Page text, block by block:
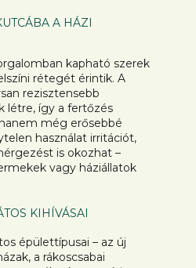
A HÁZI
kapható szerek
rétegét érintik. A
rezisztensebb
létre, így a fertőzés
még erősebbé
használat irritációt,
is okozhat –
vagy háziállatok
KIHÍVÁSAI
épülettípusai – az új
a rákoscsabai